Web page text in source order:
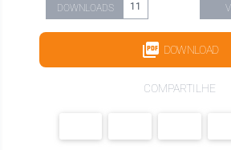
DOWNLOADS 11
DOWNLOAD
COMPARTILHE